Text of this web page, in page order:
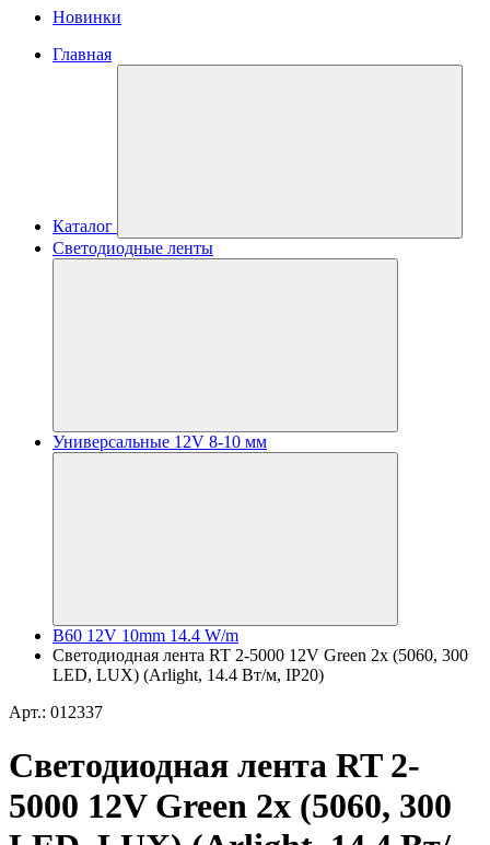
Новинки
Главная
Каталог
Светодиодные ленты
Универсальные 12V 8-10 мм
B60 12V 10mm 14.4 W/m
Светодиодная лента RT 2-5000 12V Green 2x (5060, 300
LED, LUX) (Arlight, 14.4 Вт/м, IP20)
Арт.: 012337
Светодиодная лента RT 2-
5000 12V Green 2x (5060, 300